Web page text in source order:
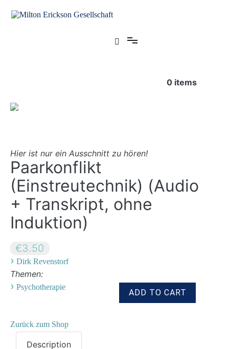
Inhalt
0 items
Hier ist nur ein Ausschnitt zu hören!
Paarkonflikt
(Einstreutechnik) (Audio
+ Transkript, ohne
Induktion)
€3.50
› Dirk Revenstorf
Themen:
› Psychotherapie
Zurück zum Shop
Description